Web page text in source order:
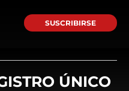
SUSCRIBIRSE
ÚNICO